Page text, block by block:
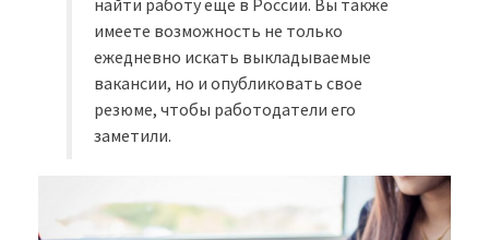
имеете возможность не только
ежедневно искать выкладываемые
вакансии, но и опубликовать свое
резюме, чтобы работодатели его
заметили.